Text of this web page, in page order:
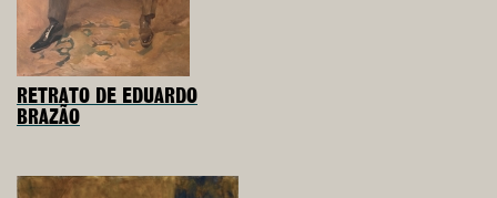
RETRATO DE EDUARDO
BRAZÃO